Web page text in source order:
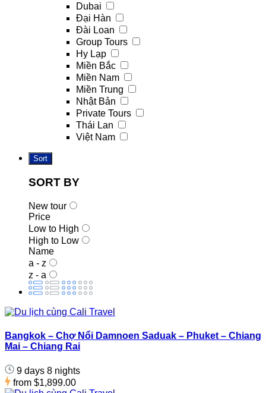
Dubai
Đại Hàn
Đài Loan
Group Tours
Hy Lạp
Miền Bắc
Miền Nam
Miền Trung
Nhật Bản
Private Tours
Thái Lan
Việt Nam
Sort
SORT BY
New tour
Price
Low to High
High to Low
Name
a - z
z - a
Bangkok – Chợ Nổi Damnoen Saduak – Phuket – Chiang
Mai – Chiang Rai
9 days 8 nights
from $1,899.00